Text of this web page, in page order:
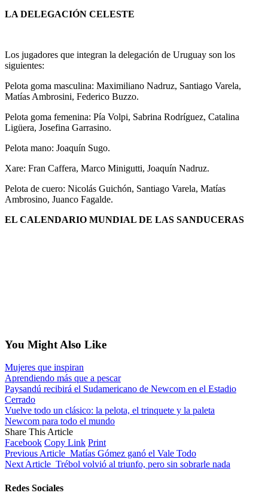
LA DELEGACIÓN CELESTE
Los jugadores que integran la delegación de Uruguay son los
siguientes:
Pelota goma masculina: Maximiliano Nadruz, Santiago Varela,
Matías Ambrosini, Federico Buzzo.
Pelota goma femenina: Pía Volpi, Sabrina Rodríguez, Catalina
Ligüera, Josefina Garrasino.
Pelota mano: Joaquín Sugo.
Xare: Fran Caffera, Marco Minigutti, Joaquín Nadruz.
Pelota de cuero: Nicolás Guichón, Santiago Varela, Matías
Ambrosino, Juanco Fagalde.
EL CALENDARIO MUNDIAL DE LAS SANDUCERAS
You Might Also Like
Mujeres que inspiran
Aprendiendo más que a pescar
Paysandú recibirá el Sudamericano de Newcom en el Estadio
Cerrado
Vuelve todo un clásico: la pelota, el trinquete y la paleta
Newcom para todo el mundo
Share This Article
Facebook Copy Link Print
Previous Article Matías Gómez ganó el Vale Todo
Next Article Trébol volvió al triunfo, pero sin sobrarle nada
Redes Sociales